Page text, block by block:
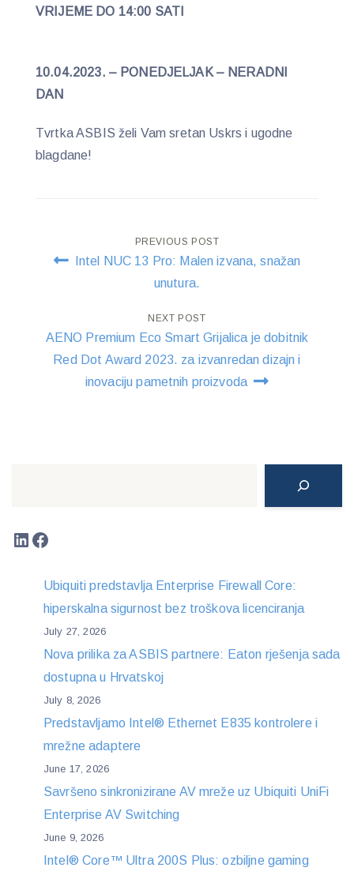
VRIJEME DO 14:00 SATI
10.04.2023. – PONEDJELJAK – NERADNI
DAN
Tvrtka ASBIS želi Vam sretan Uskrs i ugodne
blagdane!
Post
PREVIOUS POST
Intel NUC 13 Pro: Malen izvana, snažan
unutura.
NEXT POST
AENO Premium Eco Smart Grijalica je dobitnik
Red Dot Award 2023. za izvanredan dizajn i
inovaciju pametnih proizvoda
LinkedIn
Facebook
Ubiquiti predstavlja Enterprise Firewall Core:
hiperskalna sigurnost bez troškova licenciranja
July 27, 2026
Nova prilika za ASBIS partnere: Eaton rješenja sada
dostupna u Hrvatskoj
July 8, 2026
Predstavljamo Intel® Ethernet E835 kontrolere i
mrežne adaptere
June 17, 2026
Savršeno sinkronizirane AV mreže uz Ubiquiti UniFi
Enterprise AV Switching
June 9, 2026
Intel® Core™ Ultra 200S Plus: ozbiljne gaming